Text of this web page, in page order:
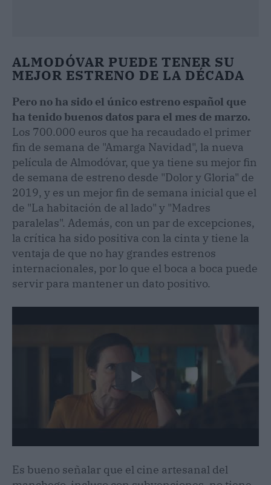
ALMODÓVAR PUEDE TENER SU
MEJOR ESTRENO DE LA DÉCADA
Pero no ha sido el único estreno español que
ha tenido buenos datos para el mes de marzo.
Los 700.000 euros que ha recaudado el primer
fin de semana de "Amarga Navidad", la nueva
película de Almodóvar, que ya tiene su mejor fin
de semana de estreno desde "Dolor y Gloria" de
2019, y es un mejor fin de semana inicial que el
de "La habitación de al lado" y "Madres
paralelas". Además, con un par de excepciones,
la crítica ha sido positiva con la cinta y tiene la
ventaja de que no hay grandes estrenos
internacionales, por lo que el boca a boca puede
servir para mantener un dato positivo.
Es bueno señalar que el cine artesanal del